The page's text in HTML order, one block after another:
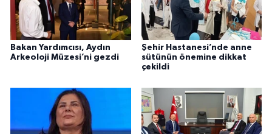
Bakan Yardımcısı, Aydın
Arkeoloji Müzesi’ni gezdi
Şehir Hastanesi’nde anne
sütünün önemine dikkat
çekildi